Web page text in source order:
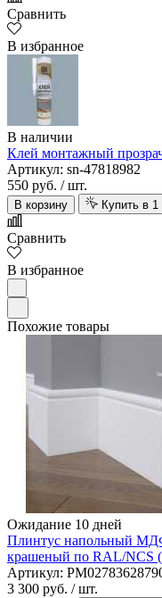
Сравнить
В избранное
В наличии
Клей монтажный
Артикул: sn-47818982
550 руб. / шт.
В корзину Купить в 1
Сравнить
В избранное
Похожие товары
Ожидание 10 дней
Плинтус напольный
крашеный по RAL/NCS
Артикул:
3 300 руб. / шт.